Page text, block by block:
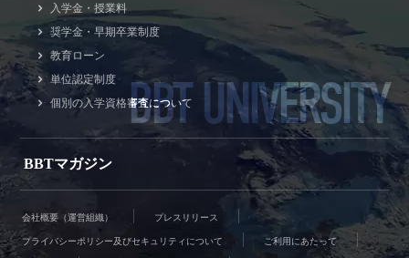
入学金・授業料
奨学金・早期卒業制度
教育ローン
単位認定制度
個別の入学資格審査について
BBTマガジン
BBT UNIVERSITY
会社概要（運営組織） プレスリリース
プライバシーポリシー及びセキュリティについて ご利用にあたって